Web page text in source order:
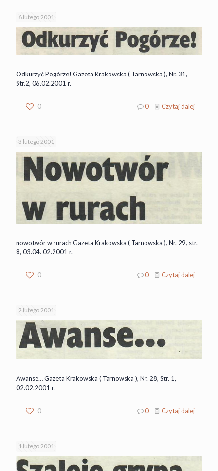
6 lutego 2001
Odkurzyć Pogórze! Gazeta Krakowska ( Tarnowska ), Nr. 31,
Str.2, 06.02.2001 r.
0 0 Czytaj dalej
3 lutego 2001
nowotwór w rurach Gazeta Krakowska ( Tarnowska ), Nr. 29, str.
8, 03.04. 02.2001 r.
0 0 Czytaj dalej
2 lutego 2001
Awanse… Gazeta Krakowska ( Tarnowska ), Nr. 28, Str. 1,
02.02.2001 r.
0 0 Czytaj dalej
1 lutego 2001